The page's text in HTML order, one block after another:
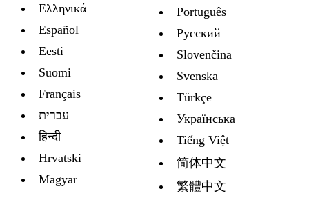
Ελληνικά
Español
Eesti
Suomi
Français
עברית
हिन्दी
Hrvatski
Magyar
Português
Русский
Slovenčina
Svenska
Türkçe
Украïнська
Tiếng Việt
简体中文
繁體中文